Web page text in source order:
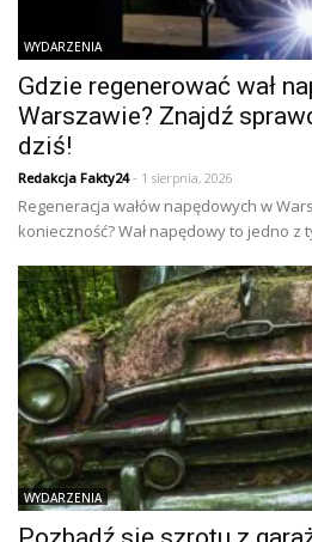
WYDARZENIA
Gdzie regenerować wał
Warszawie? Znajdź
dziś!
Redakcja Fakty24- 1 sierpnia, 2026
Regeneracja wałów napędowych w
konieczność? Wał napędowy to jedno z
WYDARZENIA